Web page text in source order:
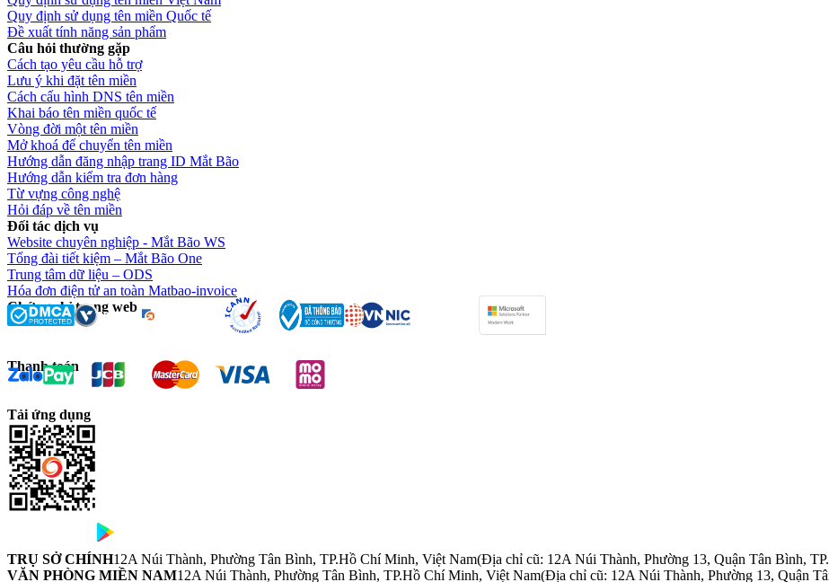
Quy định sử dụng tên miền Quốc tế
Đề xuất tính năng sản phẩm
Câu hỏi thường gặp
Cách tạo yêu cầu hỗ trợ
Lưu ý khi đặt tên miền
Cách cấu hình DNS tên miền
Khai báo tên miền quốc tế
Vòng đời một tên miền
Mở khoá để chuyển tên miền
Hướng dẫn đăng nhập trang ID Mắt Bão
Hướng dẫn kiểm tra đơn hàng
Từ vựng công nghệ
Hỏi đáp về tên miền
Đối tác dịch vụ
Website chuyên nghiệp - Mắt Bão WS
Tổng đài tiết kiệm – Mắt Bão One
Trung tâm dữ liệu – ODS
Hóa đơn điện tử an toàn Matbao-invoice
Chứng chỉ trang web
Thanh toán
Tải ứng dụng
TRỤ SỞ CHÍNH12A Núi Thành, Phường Tân Bình, TP.Hồ Chí Minh, Việt Nam(Địa chỉ cũ: 12A Núi Thành, Phường 13, Quận Tân Bình,
VĂN PHÒNG MIỀN NAM12A Núi Thành, Phường Tân Bình, TP.Hồ Chí Minh, Việt Nam(Địa chỉ cũ: 12A Núi Thành, Phường 13, Quận